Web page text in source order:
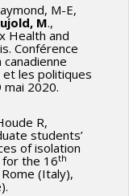
M-E,
M.,
Health and
Conférence
les politiques
mai 2020.
R,
students’
of isolation
for the 16th
(Italy),